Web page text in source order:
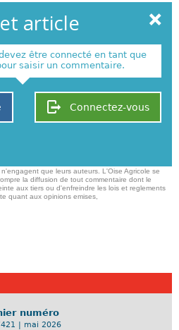
article
être connecté en tant que
saisir un commentaire.
Connectez-vous
que leurs auteurs. L'Oise Agricole se
la diffusion de tout commentaire dont le
aux tiers ou d'enfreindre les lois et reglements
quant aux opinions emises,
numéro
| mai 2026